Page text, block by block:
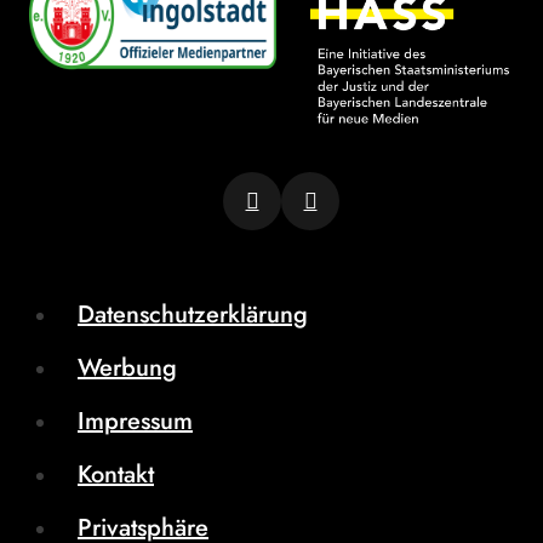
Datenschutzerklärung
Werbung
Impressum
Kontakt
Privatsphäre